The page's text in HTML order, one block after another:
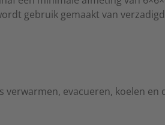
gebruik gemaakt van
evacueren, koelen en